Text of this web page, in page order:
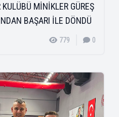
MİNİKLER GÜREŞ
BAŞARI İLE DÖNDÜ
779 0